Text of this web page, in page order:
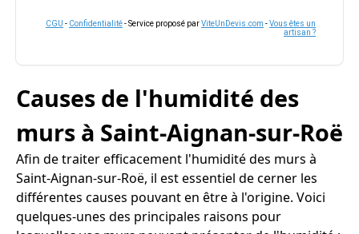
CGU - Confidentialité- Service proposé parViteUnDevis.com -Vous êtes un
artisan ?
Causes de l'humidité des
murs à Saint-Aignan-sur-Roë
Afin de traiter efficacement l'humidité des murs à
Saint-Aignan-sur-Roë, il est essentiel de cerner les
différentes causes pouvant en être à l'origine. Voici
quelques-unes des principales raisons pour